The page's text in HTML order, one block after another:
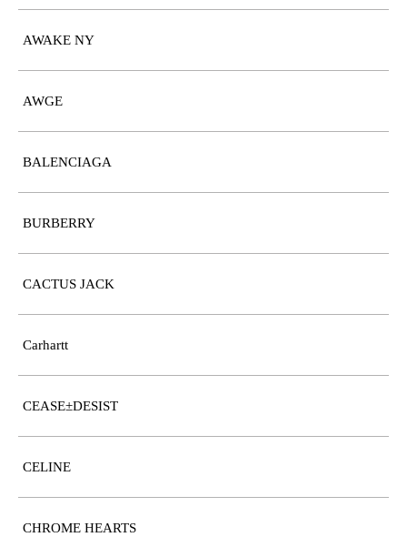
AWAKE NY
AWGE
BALENCIAGA
BURBERRY
CACTUS JACK
Carhartt
CEASE±DESIST
CELINE
CHROME HEARTS